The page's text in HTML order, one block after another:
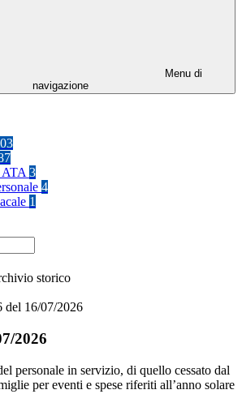
Menu di
navigazione
ATA 3
4
1
storico
del 16/07/2026
2026
personale in servizio, di quello cessato dal
per eventi e spese riferiti all’anno solare